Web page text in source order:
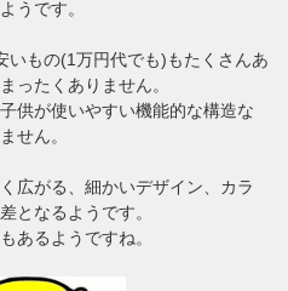
うです。
いもの(1万円代でも)もたくさんあ
ったくありません。
供が使いやすい機能的な構造な
せん。
広がる、細かいデザイン、カラ
となるようです。
あるようですね。